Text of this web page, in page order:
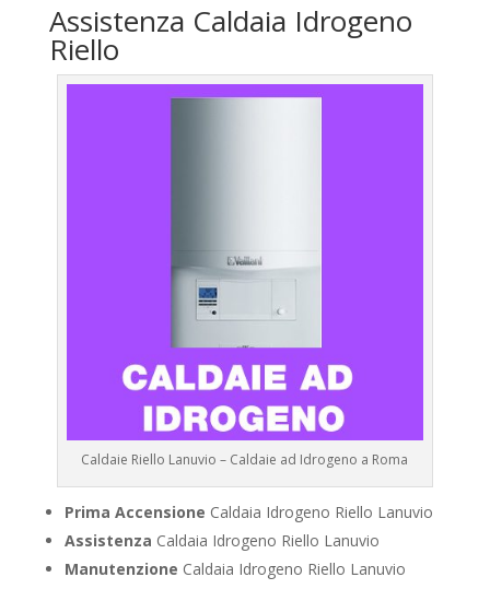
Assistenza Caldaia Idrogeno
Riello
Caldaie Riello Lanuvio – Caldaie ad Idrogeno a Roma
Prima Accensione Caldaia Idrogeno Riello Lanuvio
Assistenza Caldaia Idrogeno Riello Lanuvio
Manutenzione Caldaia Idrogeno Riello Lanuvio